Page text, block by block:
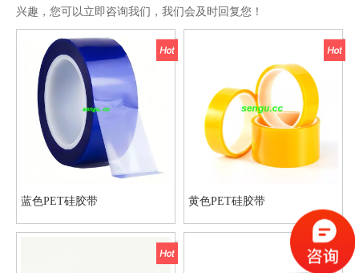
兴趣，您可以立即咨询我们，我们会及时回复您！
蓝色PET硅胶带 黄色PET硅胶带